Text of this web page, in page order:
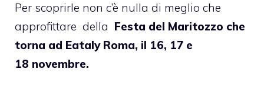
Per scoprirle non c’è nulla di meglio che
approfittare della Festa del Maritozzo che
torna ad Eataly Roma, il 16, 17 e
18 novembre.